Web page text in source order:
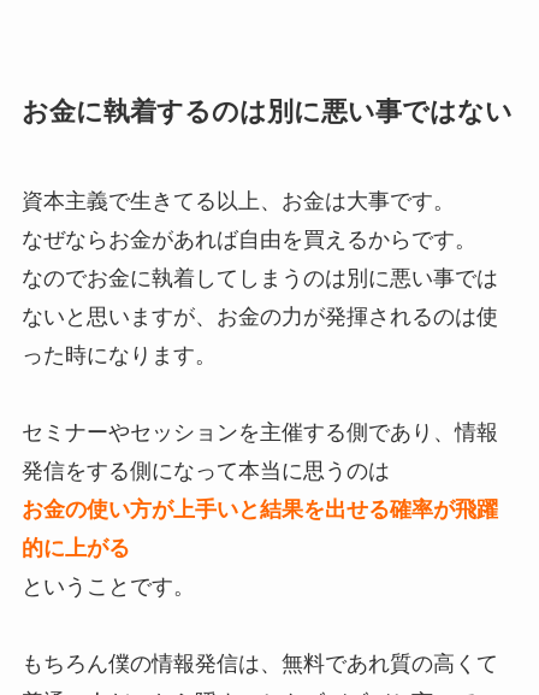
お金に執着するのは別に悪い事ではない
資本主義で生きてる以上、お金は大事です。
なぜならお金があれば自由を買えるからです。
なのでお金に執着してしまうのは別に悪い事では
ないと思いますが、お金の力が発揮されるのは使
った時になります。
セミナーやセッションを主催する側であり、情報
発信をする側になって本当に思うのは
お金の使い方が上手いと結果を出せる確率が飛躍
的に上がる
ということです。
もちろん僕の情報発信は、無料であれ質の高くて